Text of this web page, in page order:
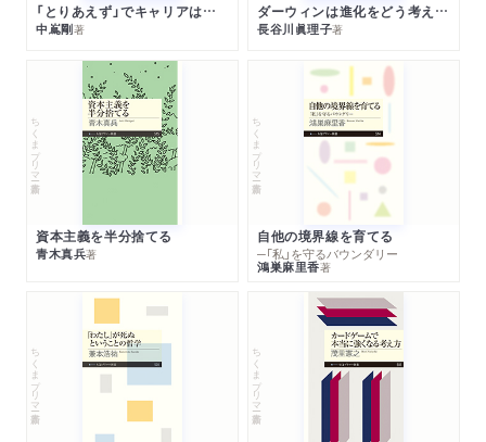
「とりあえず」でキャリアは決まる
中嶌剛著
ダーウィンは進化をどう考えたのか
長谷川眞理子著
ちくまプリマー新書
資本主義を半分捨てる
青木真兵著
ちくまプリマー新書
自他の境界線を育てる
─「私」を守るバウンダリー
鴻巣麻里香著
ちくまプリマー新書 ちくまプリマー新書